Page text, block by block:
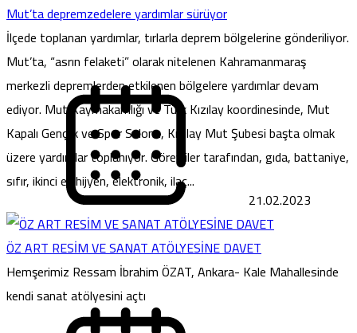
Mut’ta depremzedelere yardımlar sürüyor
İlçede toplanan yardımlar, tırlarla deprem bölgelerine gönderiliyor.
Mut’ta, “asrın felaketi” olarak nitelenen Kahramanmaraş
merkezli depremlerden etkilenen bölgelere yardımlar devam
ediyor. Mut Kaymakamlığı ve Türk Kızılay koordinesinde, Mut
Kapalı Gençlik ve Spor Salonu, Kızılay Mut Şubesi başta olmak
üzere yardımlar toplanıyor. Görevliler tarafından, gıda, battaniye,
sıfır, ikinci el, hijyen, elektronik, ilaç...
21.02.2023
ÖZ ART RESİM VE SANAT ATÖLYESİNE DAVET
Hemşerimiz Ressam İbrahim ÖZAT, Ankara- Kale Mahallesinde
kendi sanat atölyesini açtı